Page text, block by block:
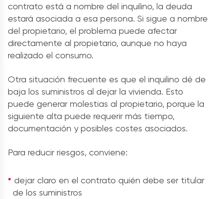
contrato está a nombre del inquilino, la deuda
estará asociada a esa persona. Si sigue a nombre
del propietario, el problema puede afectar
directamente al propietario, aunque no haya
realizado el consumo.
Otra situación frecuente es que el inquilino dé de
baja los suministros al dejar la vivienda. Esto
puede generar molestias al propietario, porque la
siguiente alta puede requerir más tiempo,
documentación y posibles costes asociados.
Para reducir riesgos, conviene:
dejar claro en el contrato quién debe ser titular
de los suministros